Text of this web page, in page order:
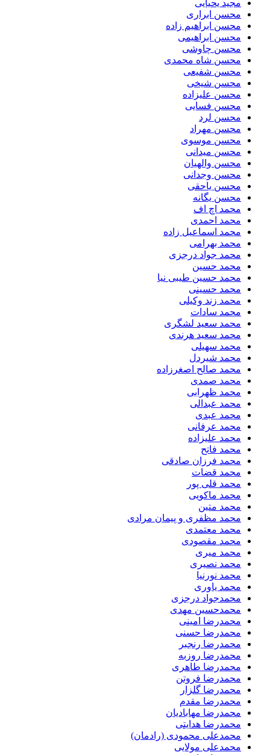
مجید یحیایی
محسن ابراری
محسن ابراهیم زاده
محسن ابراهیمی
محسن چاوشی
محسن شاه محمدی
محسن شفیعی
محسن شیخی
محسن علیزاده
محسن فسایی
محسن لرد
محسن مهراد
محسن موسوی
محسن میدانی
محسن والهیان
محسن وجدانی
محسن یاحقی
محسن یگانه
محمد اچ اف
محمد احمدی
محمد اسماعیل زاده
محمد بهرامی
محمد جواد درجزی
محمد حسین
محمد حسین طیبی نیا
محمد حسینی
محمد زند وکیلی
محمد سادات
محمد سعید لشگری
محمد سعید هرندی
محمد سهیلی
​محمد شیردل
محمد صالح اصغرزاده
محمد صمدی
محمد ظهرابی
محمد عبدالی
محمد عبدی
محمد عرفانی
محمد علیزاده
محمد فاتح
محمد فرزان صادقی
محمد قضات
محمد قلی پور
محمد ماکویی
محمد متین
محمد مظفری و پیمان مرادی
محمد معتمدی
محمد مقصودی
محمد میری
محمد نصیری
محمد نورنیا
محمد یاوری
محمدجواد درجزی
محمدحسین مهدی
محمدرضا امینی
محمدرضا حسنی
محمدرضا رنجبر
محمدرضا روزبه
محمدرضا طاهری
محمدرضا فروتن
محمدرضا گلزار
محمدرضا مقدم
محمدرضا مهابادیان
محمدرضا هدایتی
محمدعلی محمودی (رادمان)
محمدعلی مولایی